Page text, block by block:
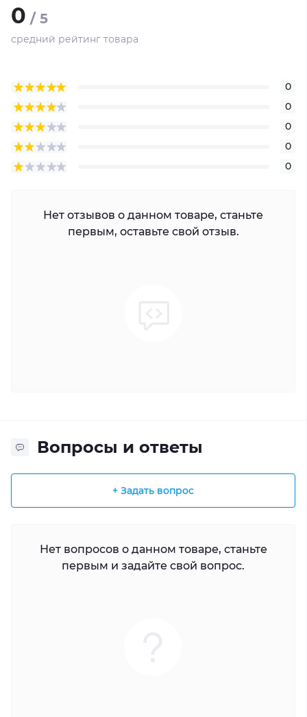
0 / 5
средний рейтинг товара
0
0
0
0
0
Нет отзывов о данном товаре, станьте
первым, оставьте свой отзыв.
Вопросы и ответы
+ Задать вопрос
Нет вопросов о данном товаре, станьте
первым и задайте свой вопрос.